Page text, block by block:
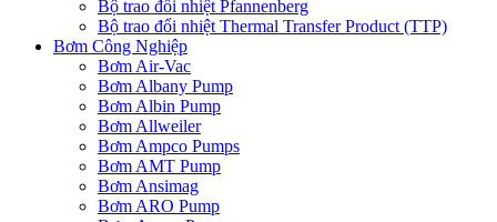
Bộ trao đổi nhiệt Pfannenberg
Bộ trao đổi nhiệt Thermal Transfer Product (TTP)
Bơm Công Nghiệp
Bơm Air-Vac
Bơm Albany Pump
Bơm Albin Pump
Bơm Allweiler
Bơm Ampco Pumps
Bơm AMT Pump
Bơm Ansimag
Bơm ARO Pump